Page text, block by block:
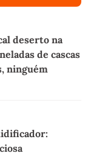
deserto na
de cascas
ninguém